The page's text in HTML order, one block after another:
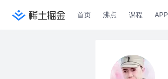
首页 沸点 课程 APP